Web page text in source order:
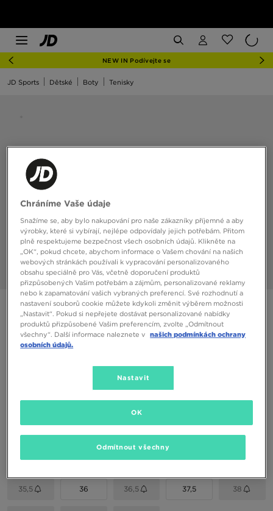
NEW IN Podívejte se
JD Sports Dětské Boty Tenisky
JORDAN AIR 4RM
1590 Kč
(Původní cena)
35,5 36 36,5 37,5 38
Chráníme Vaše údaje
Snažíme se, aby bylo nakupování pro naše zákazníky příjemné a aby
výrobky, které si vybírají, nejlépe odpovídaly jejich potřebám. Přitom
plně respektujeme bezpečnost všech osobních údajů. Klikněte na
„OK“, pokud chcete, abychom informace o Vašem chování na našich
webových stránkách používali k vypracování personalizovaného
obsahu speciálně pro Vás, včetně doporučení produktů
přizpůsobených Vašim potřebám a zájmům, personalizované reklamy
nebo k zapamatování vašich vybraných preferencí. Své rozhodnutí a
nastavení souborů cookie můžete kdykoli změnit výběrem možnosti
„Nastavit“. Pokud si nepřejete dostávat personalizované nabídky
produktů přizpůsobené Vašim preferencím, zvolte „Odmítnout
všechny“. Další informace naleznete v našich podmínkách ochrany
osobních údajů.
Nastavit
Odmítnout všechny
OK